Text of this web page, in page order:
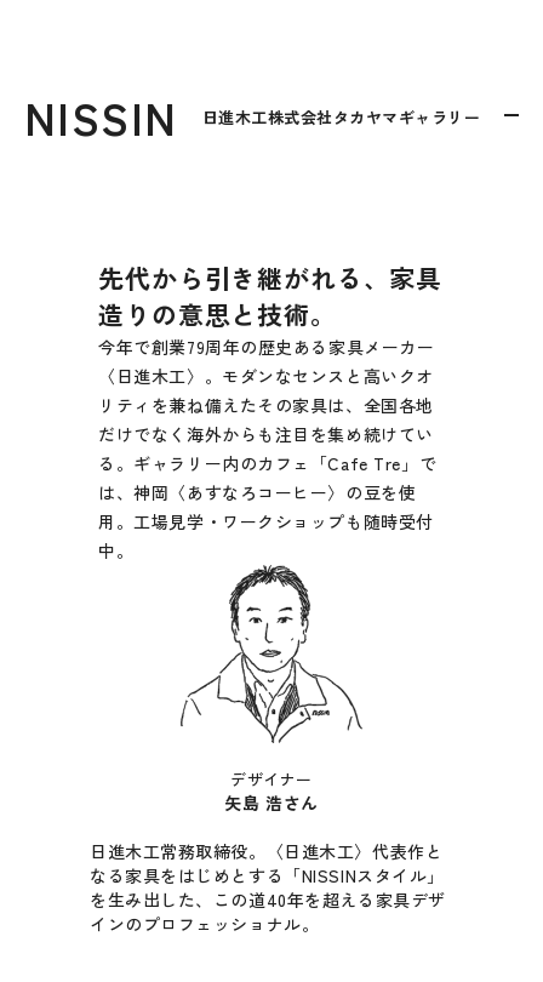
NISSIN 日進木工株式会社タカヤマギャラリー
デザイナー
矢島 浩さん
日進木工常務取締役。〈日進木工〉代表作と
なる家具をはじめとする「NISSINスタイル」
を生み出した、この道40年を超える家具デザ
インのプロフェッショナル。
先代から引き継がれる、家具
造りの意思と技術。
今年で創業79周年の歴史ある家具メーカー
〈日進木工〉。モダンなセンスと高いクオ
リティを兼ね備えたその家具は、全国各地
だけでなく海外からも注目を集め続けてい
る。ギャラリー内のカフェ「Cafe Tre」で
は、神岡〈あすなろコーヒー〉の豆を使
用。工場見学・ワークショップも随時受付
中。